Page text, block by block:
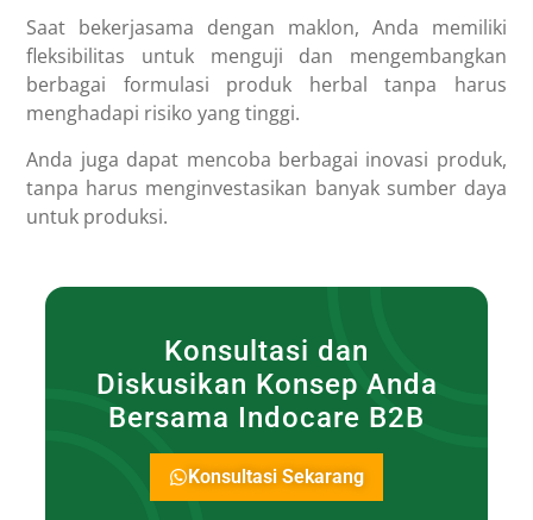
Saat bekerjasama dengan maklon, Anda memiliki
fleksibilitas untuk menguji dan mengembangkan
berbagai formulasi produk herbal tanpa harus
menghadapi risiko yang tinggi.
Anda juga dapat mencoba berbagai inovasi produk,
tanpa harus menginvestasikan banyak sumber daya
untuk produksi.
Konsultasi dan
Diskusikan Konsep Anda
Bersama Indocare B2B
Konsultasi Sekarang